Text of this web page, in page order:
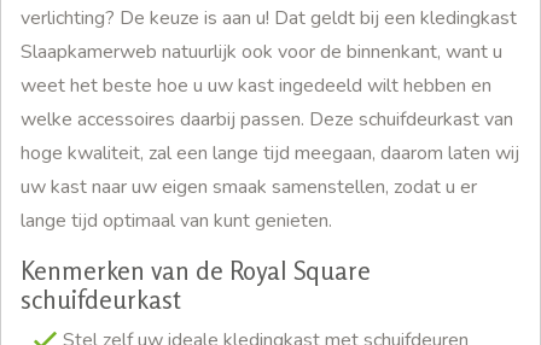
verlichting? De keuze is aan u! Dat geldt bij een kledingkast
Slaapkamerweb natuurlijk ook voor de binnenkant, want u
weet het beste hoe u uw kast ingedeeld wilt hebben en
welke accessoires daarbij passen. Deze schuifdeurkast van
hoge kwaliteit, zal een lange tijd meegaan, daarom laten wij
uw kast naar uw eigen smaak samenstellen, zodat u er
lange tijd optimaal van kunt genieten.
Kenmerken van de Royal Square
schuifdeurkast